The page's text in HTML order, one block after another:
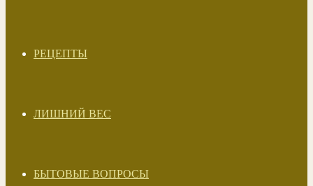
РЕЦЕПТЫ
ЛИШНИЙ ВЕС
БЫТОВЫЕ ВОПРОСЫ